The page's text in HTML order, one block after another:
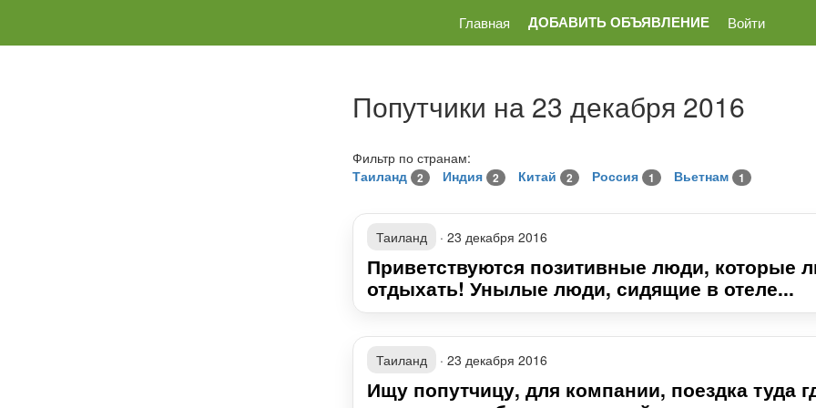
Главная ДОБАВИТЬ ОБЪЯВЛЕНИЕ Войти
Попутчики на 23 декабря 2016
Фильтр по странам:
Таиланд
2 Индия 2 Китай 2 Россия 1 Вьетнам 1
Таиланд · 23 декабря 2016
Приветствуются позитивные люди, которые
отдыхать! Унылые люди, сидящие в отеле...
Таиланд · 23 декабря 2016
Ищу попутчицу, для компании, поездка туда